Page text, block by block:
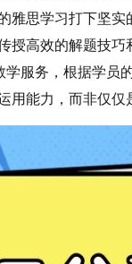
雅思学习打下坚
高效的解题技巧
服务，根据学员
能力，而非仅仅